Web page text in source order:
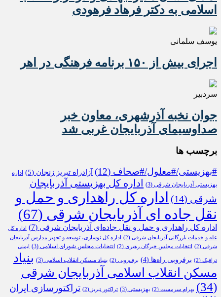
اسلامی به دکتر فرهاد فرهودی
یوسف سلمانی
اجرای بیش از ۱۵۰ برنامه فرهنگی در اهر
سردبیر
جوان نخبه آذرشهری، معاون خبر
صداوسیمای آذربایجان غربی شد
برچسب ها
#بهزیستی/#معلول/#صحاف (12) آزادراه تبریز زنجان (5)
اداره
بهزیستی آذربایجان شرقی (3)
اداره کل بهزیستی آذربایجان
شرقی (14)
اداره کل راهداری و حمل و
نقل جاده ای آذربایجان شرقی (67)
اداره کل راهداری و حمل و نقل جاده‌ای آذربایجان شرقی (7)
اداره کل
غله و خدمات بازرگانی آذربایجان شرقی (2)
اداره کل نوسازی، توسعه و تجهیز مدارس آذربایجان
شرقی (2) انتخابات مجلس خبرگان رهبری (2) انتخابات مجلس شورای اسلامی (3) ایمنی
ترافیک (2) برفروبی راه‌ها (4) برف‌روبی (2) بنیاد مسکن انقلاب اسلامی (3)
بنیاد
مسکن انقلاب اسلامی آذربایجان شرقی
(34)
بهرام سرمست (2) بهزیستی (3) تراکتور تبریز (2)
تراکتورسازی ایران